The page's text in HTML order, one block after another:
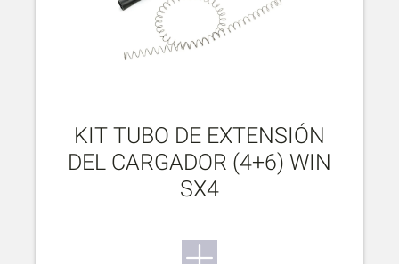
KIT TUBO DE EXTENSIÓN
DEL CARGADOR (4+6) WIN
SX4